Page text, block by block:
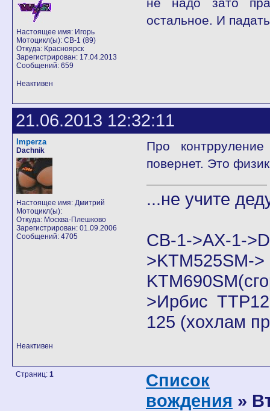
Настоящее имя: Игорь
Мотоцикл(ы): CB-1 (89)
Откуда: Красноярск
Зарегистрирован: 17.04.2013
Сообщений: 659
остальное. И
Неактивен
21.06.2013 12:32:11
Imperza
Dachnik
Настоящее имя: Дмитрий
Мотоцикл(ы):
Откуда: Москва-Плешково
Зарегистрирован: 01.09.2006
Сообщений: 4705
Про
повернет. Это
...не учите
CB-1->AX-
>KTM525SM->
>Ирбис
125 (хохлам
Неактивен
Страниц: 1 Список
вождения »